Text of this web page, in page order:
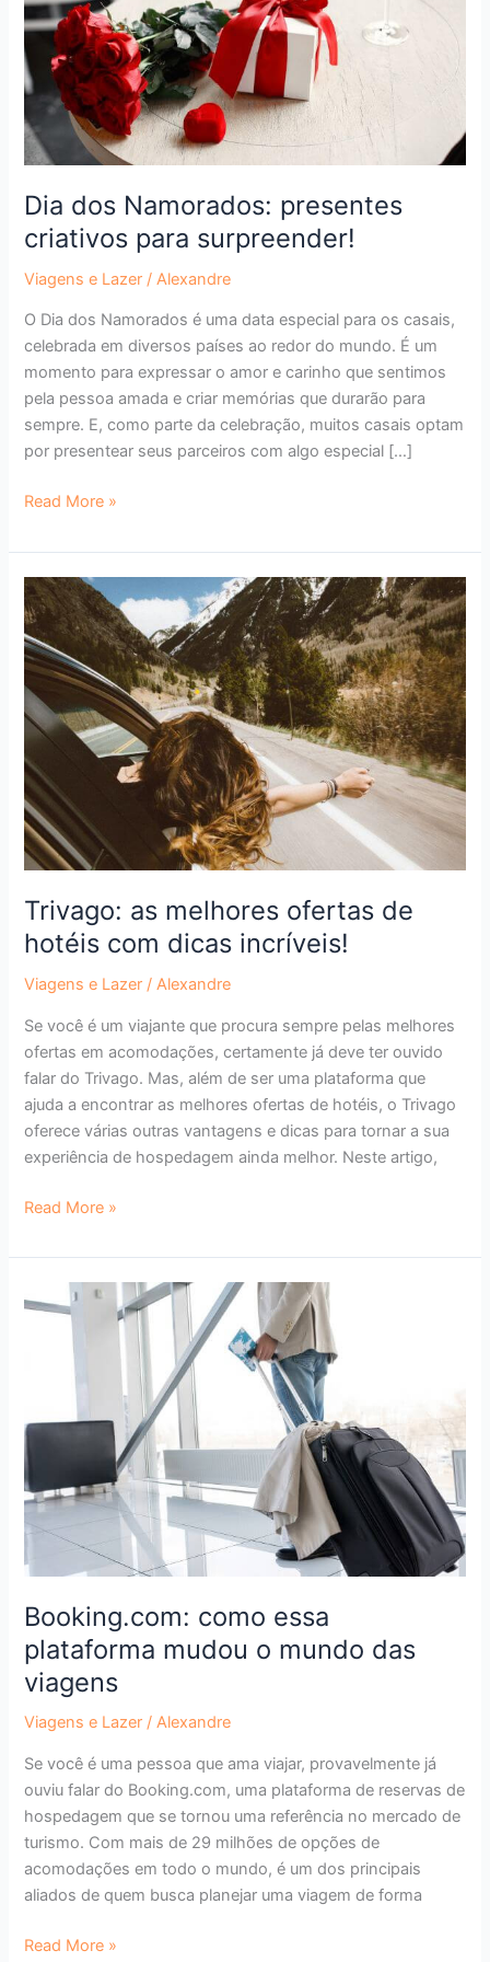
Dia dos Namorados: presentes
criativos para surpreender!
Viagens e Lazer /Alexandre
O Dia dos Namorados é uma data especial para os casais,
celebrada em diversos países ao redor do mundo. É um
momento para expressar o amor e carinho que sentimos
pela pessoa amada e criar memórias que durarão para
sempre. E, como parte da celebração, muitos casais optam
por presentear seus parceiros com algo especial […]
para
surpreender!
Read More »
Trivago: as melhores ofertas de
hotéis com dicas incríveis!
Viagens e Lazer /Alexandre
Se você é um viajante que procura sempre pelas melhores
ofertas em acomodações, certamente já deve ter ouvido
falar do Trivago. Mas, além de ser uma plataforma que
ajuda a encontrar as melhores ofertas de hotéis, o Trivago
oferece várias outras vantagens e dicas para tornar a sua
experiência de hospedagem ainda melhor. Neste artigo,
Trivago:
as
melhores
ofertas
de
hotéis
dicas
incríveis!
Read More »
Booking.com: como essa
plataforma mudou o mundo das
viagens
Viagens e Lazer /Alexandre
Se você é uma pessoa que ama viajar, provavelmente já
ouviu falar do Booking.com, uma plataforma de reservas de
hospedagem que se tornou uma referência no mercado de
turismo. Com mais de 29 milhões de opções de
acomodações em todo o mundo, é um dos principais
aliados de quem busca planejar uma viagem de forma
Booking.com:
como
o
mundo
das
viagens
Read More »